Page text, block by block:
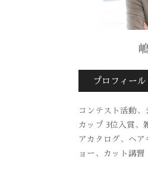
プロフィール
コンテスト活動、
カップ 3位入賞、
アカタログ、ヘア
ョー、カット講